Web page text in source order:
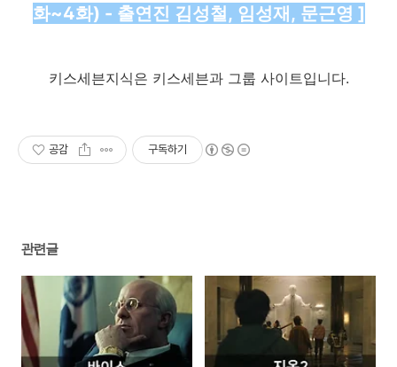
화~4화) - 출연진 김성철, 임성재, 문근영 ]
키스세븐지식은 키스세븐과 그룹 사이트입니다.
공감 구독하기
관련글